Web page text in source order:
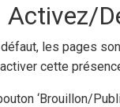
Activez/
les pages
cette
‘Brouillon/